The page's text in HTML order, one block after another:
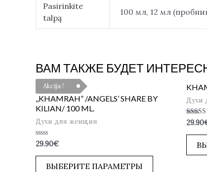
Pasirinkite
talpą
100 мл, 12 мл
ВАМ ТАКЖЕ БУДЕТ
Akcija !
,,KHAMRAH” /ANGELS’ SHARE BY
KILIAN/ 100 ML.
Духи для женщин
Оценка
из
29.90€
ВЫБЕРИТЕ ПАРАМЕТРЫ
Духи
из 5
29.90